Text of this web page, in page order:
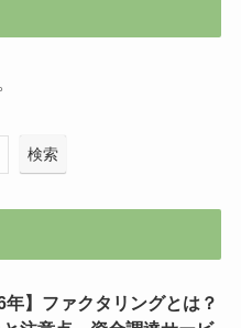
検索
年】ファクタリングとは？